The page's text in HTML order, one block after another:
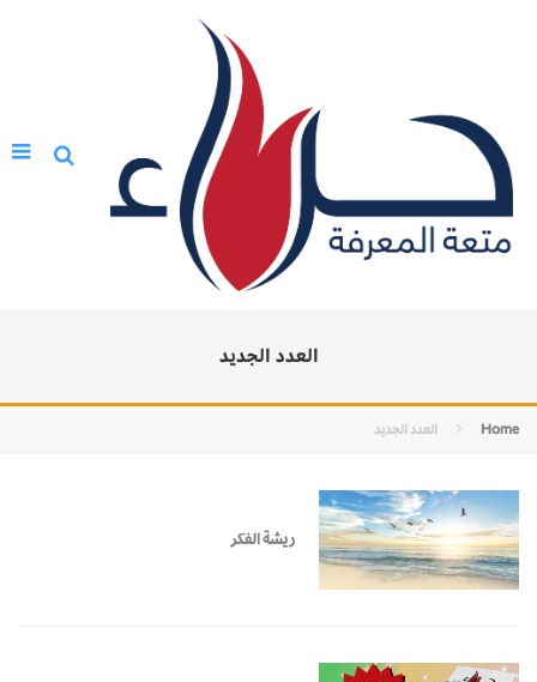
العدد الجديد
Home العدد الجديد
ريشة الفكر